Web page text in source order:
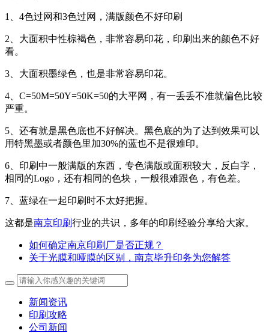
1、4色过网和3色过网，满版颜色不好印刷
2、大面积中性棕褐色，非常容易印花，印刷出来的颜色不好
看。
3、大面积墨绿色，也是非常容易印花。
4、C=50M=50Y=50K=50的大平网，有一丢丢不准就偏色比较
严重。
5、还有就是黑色底也不好解决。黑色底的为了达到效果可以
用特黑墨或者颜色里加30%的蓝也不是很难印。
6、印刷中一般满版的东西，专色满版或面积较大，反白字，
相同的Logo，还有相同的色块，一般很难跟色，有色差。
7、蓝绿在一起印刷时不太好把握。
这都是南京印刷行业的共识，多年的印刷经验分享给大家。
如何确定南京印刷厂是否正规？
关于光膜和哑膜的区别，南京毕升印务为您解答
新闻资讯
印刷攻略
公司新闻